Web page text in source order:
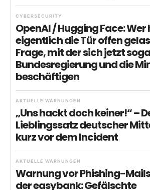
CYBERSECURITY
OpenAI / Hugging Face: Wer
eigentlich die Tür offen
Frage, mit der sich jetzt
Bundesregierung und die
beschäftigen
AKTUELLE WARNUNGEN
„Uns hackt doch keiner!“ –
Lieblingssatz deutscher
kurz vor dem Incident
AKTUELLE WARNUNGEN
Warnung vor Phishing-
der easybank: Gefälschte